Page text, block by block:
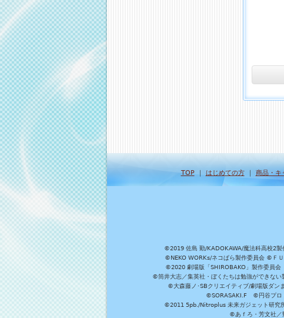
TOP｜ はじめての方｜ 商品・キ
©2019 佐島 勤/KADOKAWA/魔法科高校2
©NEKO WORKs/ネコぱら製作委員会 ©Ｆ
©2020 劇場版「SHIROBAKO」製作委員
©筒井大志／集英社・ぼくたちは勉強ができな
©大森藤ノ･SBクリエイティブ/劇場版ダ
©SORASAKI.F ©円谷プロ
©2011 5pb./Nitroplus 未来ガジェット研究
©あｆろ・芳文社